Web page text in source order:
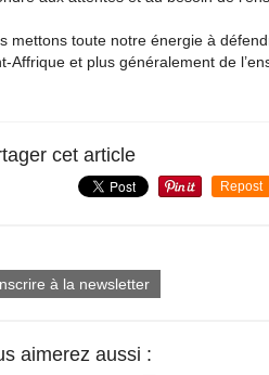
mettons toute notre énergie à
Affrique et plus généralement de
cet article
Repost
à la newsletter
aimerez aussi :